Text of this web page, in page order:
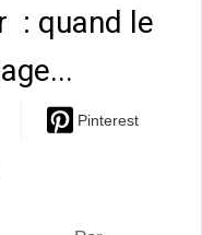
: quand le
Pinterest